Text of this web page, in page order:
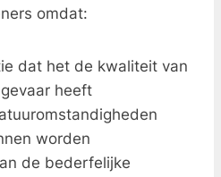
omdat:
dat het de kwaliteit van
heeft
worden
de bederfelijke